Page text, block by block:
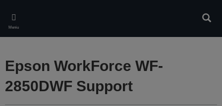
main
content
Meniu
Epson WorkForce WF-
2850DWF Support